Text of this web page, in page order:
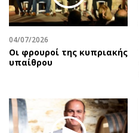
04/07/2026
Οι φρουροί της κυπριακής
υπαίθρου